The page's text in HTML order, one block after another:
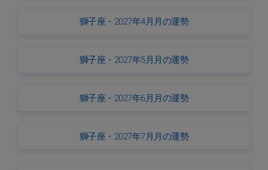
獅子座・2027年4月月の運勢
獅子座・2027年5月月の運勢
獅子座・2027年6月月の運勢
獅子座・2027年7月月の運勢